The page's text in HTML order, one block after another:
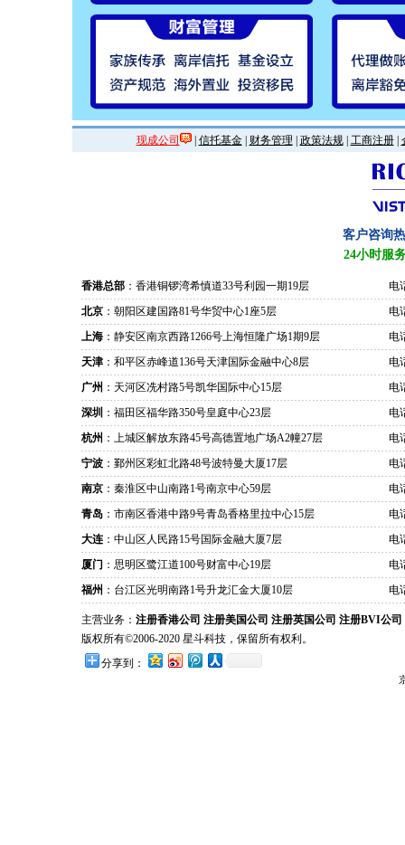
现成公司 | 信托基金| 财务管理 政策法规| 工商注册|
客户咨询
24小时服
香港总部 ：香港铜锣湾希慎道33号利园一期19层
电
北京 ：朝阳区建国路81号华贸中心1座5层
电
上海 ：静安区南京西路1266号上海恒隆广场1期9层
电
天津 ：和平区赤峰道136号天津国际金融中心8层
电
广州 ：天河区冼村路5号凯华国际中心15层
电
深圳 ：福田区福华路350号皇庭中心23层
电
杭州 ：上城区解放东路45号高德置地广场A2幢27层
电
宁波 ：鄞州区彩虹北路48号波特曼大厦17层
电
南京 ：秦淮区中山南路1号南京中心59层
电
青岛 ：市南区香港中路9号青岛香格里拉中心15层
电
大连 ：中山区人民路15号国际金融大厦7层
电
厦门 ：思明区鹭江道100号财富中心19层
电
福州 ：台江区光明南路1号升龙汇金大厦10层 电
主营业务： 注册香港公司 注册美国公司 注册英国公司 注册BVI公司
版权所有©2006-2020 星斗科技，保留所有权利。
分享到：